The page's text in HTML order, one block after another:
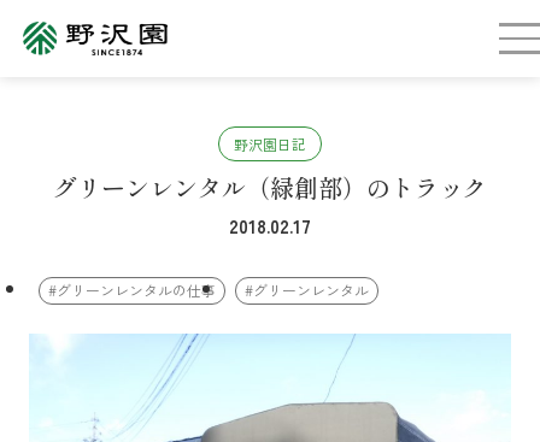
野沢園日記
グリーンレンタル（緑創部）のトラック
2018.02.17
#グリーンレンタルの仕事 #グリーンレンタル